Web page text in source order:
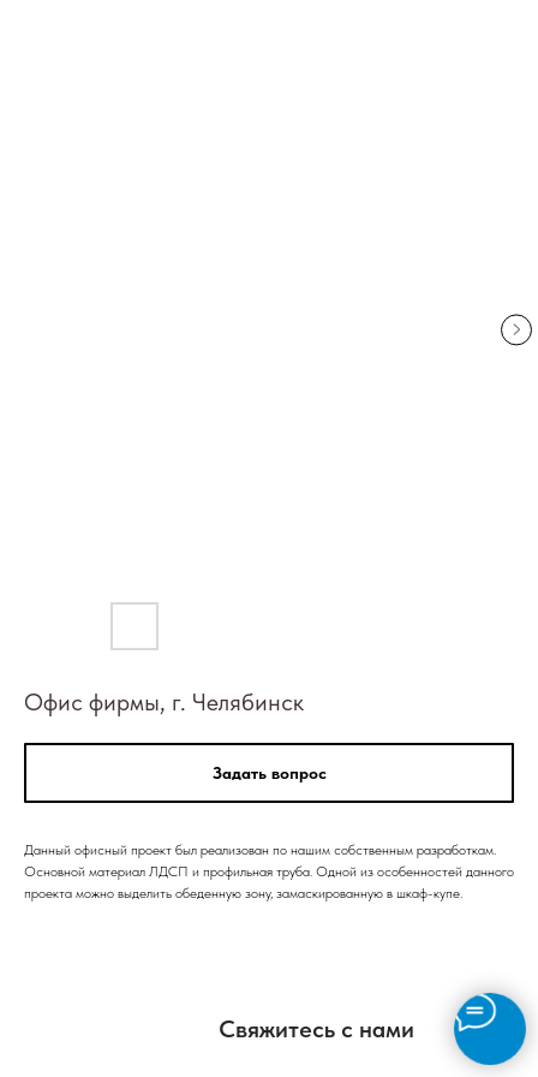
Свяжитесь с нами
Офис фирмы, г. Челябинск
Задать вопрос
Данный офисный проект был реализован по нашим собственным разработкам.
Основной материал ЛДСП и профильная труба. Одной из особенностей данного
проекта можно выделить обеденную зону, замаскированную в шкаф-купе.